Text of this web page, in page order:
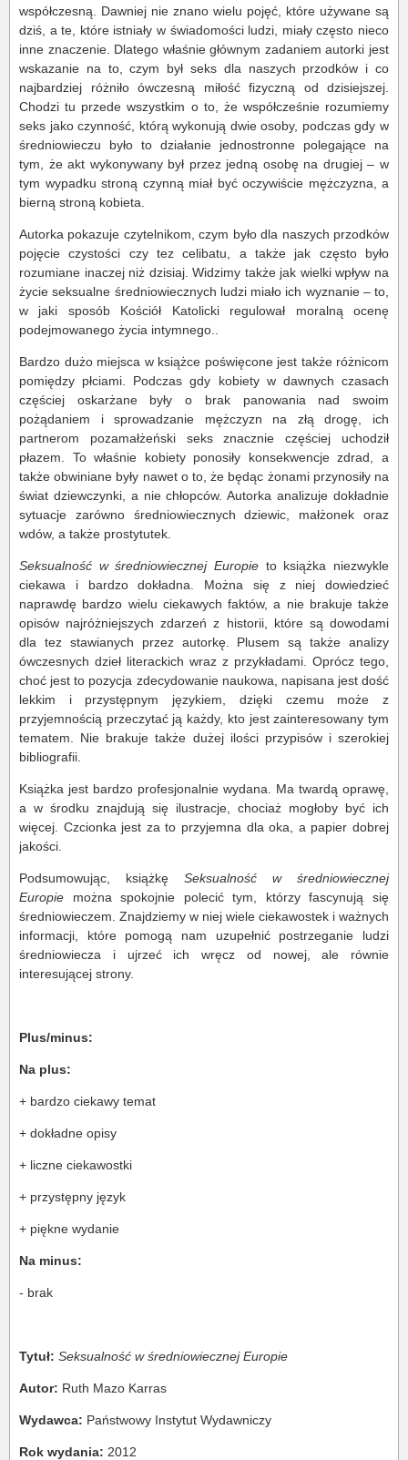
współczesną. Dawniej nie znano wielu pojęć, które używane są
dziś, a te, które istniały w świadomości ludzi, miały często nieco
inne znaczenie. Dlatego właśnie głównym zadaniem autorki jest
wskazanie na to, czym był seks dla naszych przodków i co
najbardziej różniło ówczesną miłość fizyczną od dzisiejszej.
Chodzi tu przede wszystkim o to, że współcześnie rozumiemy
seks jako czynność, którą wykonują dwie osoby, podczas gdy w
średniowieczu było to działanie jednostronne polegające na
tym, że akt wykonywany był przez jedną osobę na drugiej – w
tym wypadku stroną czynną miał być oczywiście mężczyzna, a
bierną stroną kobieta.
Autorka pokazuje czytelnikom, czym było dla naszych przodków
pojęcie czystości czy tez celibatu, a także jak często było
rozumiane inaczej niż dzisiaj. Widzimy także jak wielki wpływ na
życie seksualne średniowiecznych ludzi miało ich wyznanie – to,
w jaki sposób Kościół Katolicki regulował moralną ocenę
podejmowanego życia intymnego..
Bardzo dużo miejsca w książce poświęcone jest także różnicom
pomiędzy płciami. Podczas gdy kobiety w dawnych czasach
częściej oskarżane były o brak panowania nad swoim
pożądaniem i sprowadzanie mężczyzn na złą drogę, ich
partnerom pozamałżeński seks znacznie częściej uchodził
płazem. To właśnie kobiety ponosiły konsekwencje zdrad, a
także obwiniane były nawet o to, że będąc żonami przynosiły na
świat dziewczynki, a nie chłopców. Autorka analizuje dokładnie
sytuacje zarówno średniowiecznych dziewic, małżonek oraz
wdów, a także prostytutek.
Seksualność w średniowiecznej Europie to książka niezwykle
ciekawa i bardzo dokładna. Można się z niej dowiedzieć
naprawdę bardzo wielu ciekawych faktów, a nie brakuje także
opisów najróżniejszych zdarzeń z historii, które są dowodami
dla tez stawianych przez autorkę. Plusem są także analizy
ówczesnych dzieł literackich wraz z przykładami. Oprócz tego,
choć jest to pozycja zdecydowanie naukowa, napisana jest dość
lekkim i przystępnym językiem, dzięki czemu może z
przyjemnością przeczytać ją każdy, kto jest zainteresowany tym
tematem. Nie brakuje także dużej ilości przypisów i szerokiej
bibliografii.
Książka jest bardzo profesjonalnie wydana. Ma twardą oprawę,
a w środku znajdują się ilustracje, chociaż mogłoby być ich
więcej. Czcionka jest za to przyjemna dla oka, a papier dobrej
jakości.
Podsumowując, książkę Seksualność w średniowiecznej
Europie można spokojnie polecić tym, którzy fascynują się
średniowieczem. Znajdziemy w niej wiele ciekawostek i ważnych
informacji, które pomogą nam uzupełnić postrzeganie ludzi
średniowiecza i ujrzeć ich wręcz od nowej, ale równie
interesującej strony.
Plus/minus:
Na plus:
+ bardzo ciekawy temat
+ dokładne opisy
+ liczne ciekawostki
+ przystępny język
+ piękne wydanie
Na minus:
- brak
Tytuł: Seksualność w średniowiecznej Europie
Autor: Ruth Mazo Karras
Wydawca: Państwowy Instytut Wydawniczy
Rok wydania: 2012